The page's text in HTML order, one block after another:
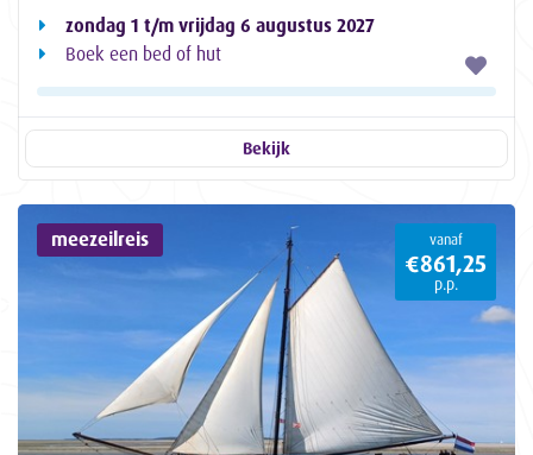
zondag 1 t/m vrijdag 6 augustus 2027
Boek een bed of hut
Bekijk
meezeilreis vanaf
€861,25
p.p.